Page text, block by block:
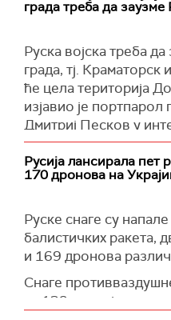
у нашој моћи да
Мерц, преноси
(Танјуг)
града треба да заузме
Руска војска треба
града, тј. Краматорск
ће цела територија
изјавио је портпарол
Дмитриј Песков у
медијима.
Песков је истакао да
само неколико дана
"Сада предстоји да
града, Краматорск и
цела територија
ослобођена", рекао
Спутњик.
Русија лансирала пет
170 дронова на
Руске снаге су
балистичких ракета,
и 169 дронова
Снаге
су 139